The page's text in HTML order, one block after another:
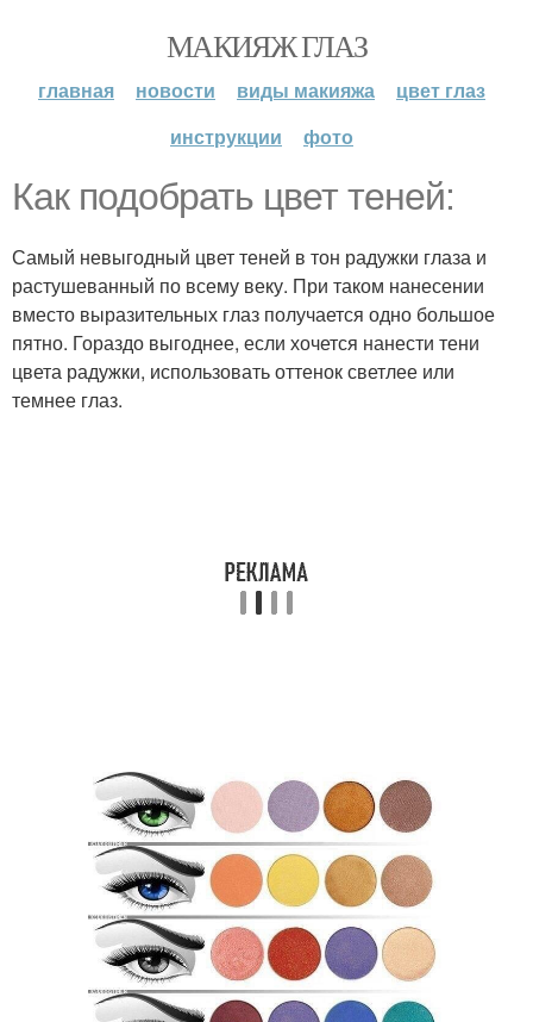
МАКИЯЖ ГЛАЗ
главная новости виды макияжа
цвет глаз
инструкции
фото
Как подобрать цвет теней:
Самый невыгодный цвет теней в тон радужки глаза и
растушеванный по всему веку. При таком нанесении
вместо выразительных глаз получается одно большое
пятно. Гораздо выгоднее, если хочется нанести тени
цвета радужки, использовать оттенок светлее или
темнее глаз.